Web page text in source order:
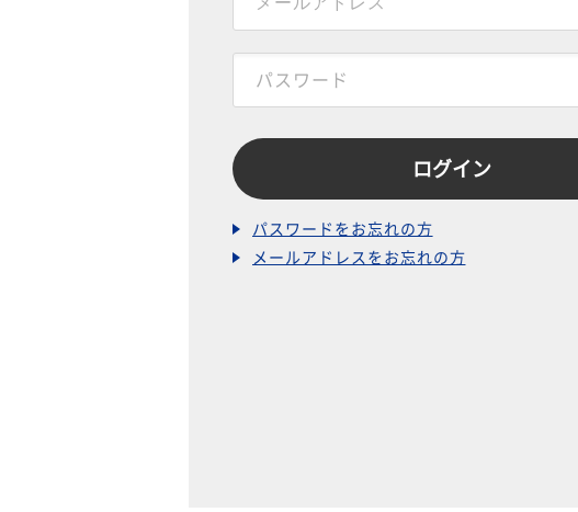
パスワードをお忘れの方
メールアドレスをお忘れの方